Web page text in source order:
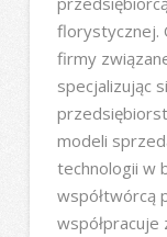
florystycznej.
firmy
specjalizując
modeli
technologii w
współtwórcą
współpracuje